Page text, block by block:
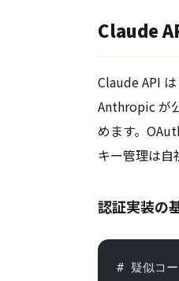
Claude
Claude API
Anthropic が
めます。
キー管理は自
認証実装の
# 疑似コ